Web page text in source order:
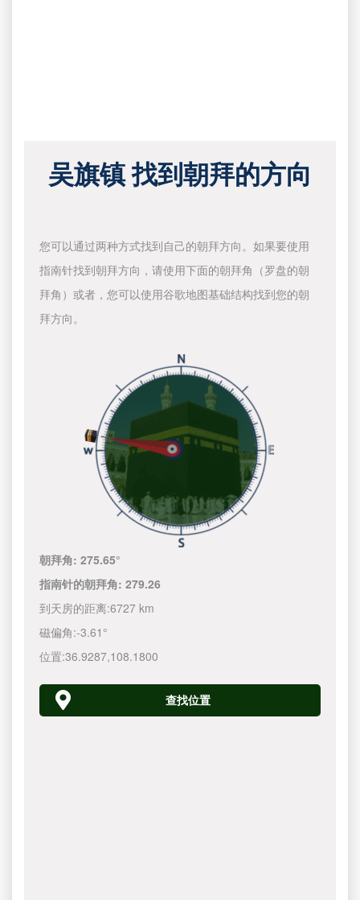
吴旗镇 找到朝拜的方向
您可以通过两种方式找到自己的朝拜方向。如果要使用
指南针找到朝拜方向，请使用下面的朝拜角（罗盘的朝
拜角）或者，您可以使用谷歌地图基础结构找到您的朝
拜方向。
朝拜角:275.65°
指南针的朝拜角:279.26
到天房的距离:6727 km
磁偏角:-3.61°
位置:36.9287,108.1800
查找位置